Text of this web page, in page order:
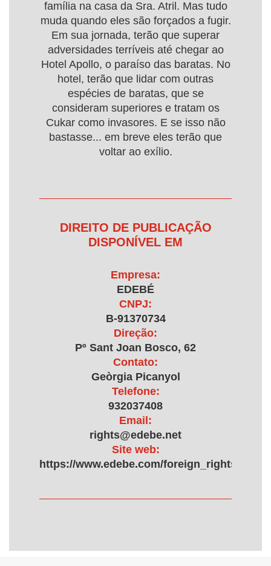
família na casa da Sra. Atril. Mas tudo
muda quando eles são forçados a fugir.
Em sua jornada, terão que superar
adversidades terríveis até chegar ao
Hotel Apollo, o paraíso das baratas. No
hotel, terão que lidar com outras
espécies de baratas, que se
consideram superiores e tratam os
Cukar como invasores. E se isso não
bastasse... em breve eles terão que
voltar ao exílio.
DIREITO DE PUBLICAÇÃO
DISPONÍVEL EM
Empresa:
EDEBÉ
CNPJ:
B-91370734
Direção:
Pº Sant Joan Bosco, 62
Contato:
Geòrgia Picanyol
Telefone:
932037408
Email:
rights@edebe.net
Site web:
https://www.edebe.com/foreign_rights